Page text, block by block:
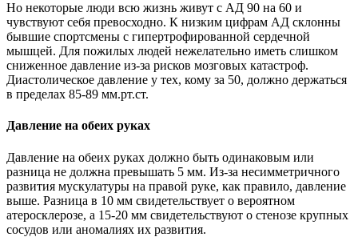
Но некоторые люди всю жизнь живут с АД 90 на 60 и
чувствуют себя превосходно. К низким цифрам АД склонны
бывшие спортсмены с гипертрофированной сердечной
мышцей. Для пожилых людей нежелательно иметь слишком
сниженное давление из-за рисков мозговых катастроф.
Диастолическое давление у тех, кому за 50, должно держаться
в пределах 85-89 мм.рт.ст.
Давление на обеих руках
Давление на обеих руках должно быть одинаковым или
разница не должна превышать 5 мм. Из-за несимметричного
развития мускулатуры на правой руке, как правило, давление
выше. Разница в 10 мм свидетельствует о вероятном
атеросклерозе, а 15-20 мм свидетельствуют о стенозе крупных
сосудов или аномалиях их развития.